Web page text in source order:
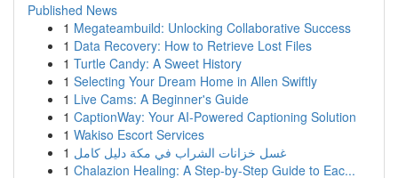
Published News
1 Megateambuild: Unlocking Collaborative Success
1 Data Recovery: How to Retrieve Lost Files
1 Turtle Candy: A Sweet History
1 Selecting Your Dream Home in Allen Swiftly
1 Live Cams: A Beginner's Guide
1 CaptionWay: Your AI-Powered Captioning Solution
1 Wakiso Escort Services
1 غسل خزانات الشراب في مكة دليل كامل
1 Chalazion Healing: A Step-by-Step Guide to Eac...